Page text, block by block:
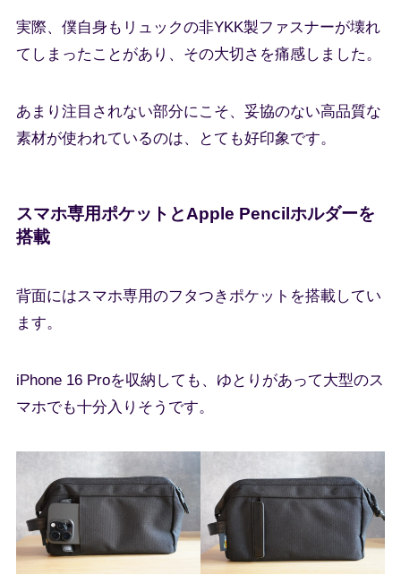
実際、僕自身もリュックの非YKK製ファスナーが壊れ
てしまったことがあり、その大切さを痛感しました。
あまり注目されない部分にこそ、妥協のない高品質な
素材が使われているのは、とても好印象です。
スマホ専用ポケットとApple Pencilホルダーを
搭載
背面にはスマホ専用のフタつきポケットを搭載してい
ます。
iPhone 16 Proを収納しても、ゆとりがあって大型のス
マホでも十分入りそうです。